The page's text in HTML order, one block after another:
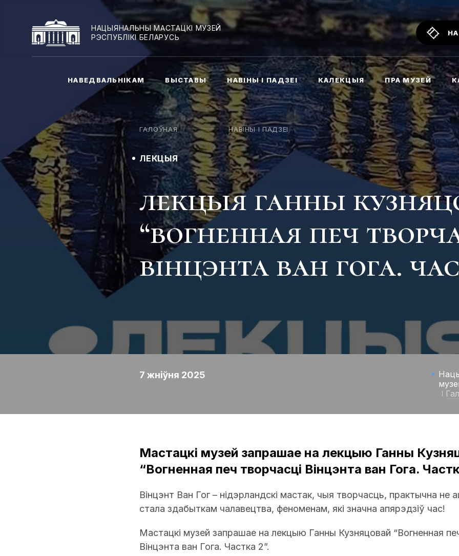
НАЦЫЯНАЛЬНЫ МАСТАЦКІ МУЗЕЙ
РЭСПУБЛІКІ БЕЛАРУСЬ
НАВЕДВАЛЬНІКАМ ВЫСТАВЫ НАВІНЫ І ПАДЗЕІ КАЛЕКЦЫЯ ПРА МУЗЕЙ
ГАЛОЎНАЯ НАВІНЫ І ПАДЗЕІ
ЛЕКЦЫЯ
лекцыя ганны
“вогненная печ
вінцэнта ван гога.
7 жніўня 2025
Мастацкі музей запрашае на лекцыю Ганны
“Вогненная печ творчасці Вінцэнта ван Гога.
Вінцэнт Ван Гог – нідэрландскі мастак, чыя творчасць, практычна не
стала здабыткам чалавецтва, феноменам, які значна апярэдзіў час!
Мастацкі музей запрашае на лекцыю Ганны Кузняцовай “Вогненная
Вінцэнта ван Гога. Частка 2”.